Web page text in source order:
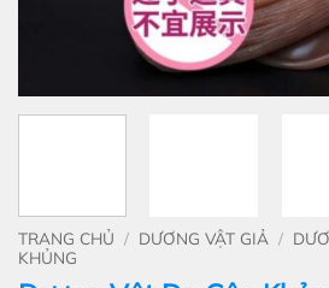
TRANG CHỦ / DƯƠNG VẬT GIẢ /
KHỦNG